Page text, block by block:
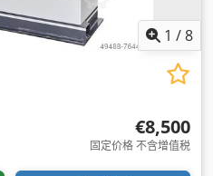
1 /8
€8,500
固定价格 不含增值税